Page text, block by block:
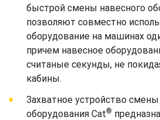
быстрой смены навесного
позволяют совместно
оборудование на машинах
причем навесное
считаные секунды, не
кабины.
Захватное устройство
оборудования Cat®